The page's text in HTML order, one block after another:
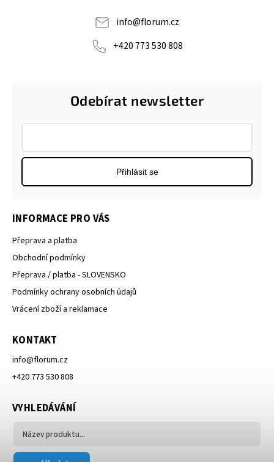
info@florum.cz
+420 773 530 808
Odebírat newsletter
Přihlásit se
INFORMACE PRO VÁS
Přeprava a platba
Obchodní podmínky
Přeprava / platba - SLOVENSKO
Podmínky ochrany osobních údajů
Vrácení zboží a reklamace
KONTAKT
info@florum.cz
+420 773 530 808
VYHLEDÁVÁNÍ